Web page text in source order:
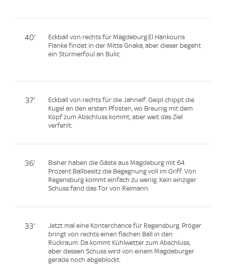
40'
Eckball von rechts für Magdeburg.El Hankouris
Flanke findet in der Mitte Gnaka, aber dieser begeht
ein Stürmerfoul an Bulic.
37'
Eckball von rechts für die Jahnelf. Geipl chippt die
Kugel an den ersten Pfosten, wo Breunig mit dem
Kopf zum Abschluss kommt, aber weit das Ziel
verfehlt.
36'
Bisher haben die Gäste aus Magdeburg mit 64
Prozent Ballbesitz die Begegnung voll im Griff. Von
Regensburg kommt einfach zu wenig. Kein einziger
Schuss fand das Tor von Reimann.
33'
Jetzt mal eine Konterchance für Regensburg. Pröger
bringt von rechts einen flachen Ball in den
Rückraum. Da kommt Kühlwetter zum Abschluss,
aber dessen Schuss wird von einem Magdeburger
gerade noch abgeblockt.